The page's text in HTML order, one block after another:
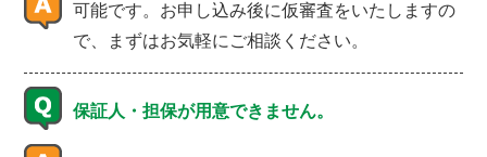
可能です。お申し込み後に仮審査をいたしますの
で、まずはお気軽にご相談ください。
保証人・担保が用意できません。